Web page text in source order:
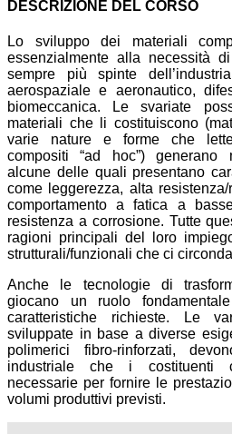
DESCRIZIONE DEL CORSO
Lo sviluppo dei materiali
essenzialmente alla necessità
sempre più spinte
aerospaziale e aeronautico,
biomeccanica. Le svariate
materiali che li costituiscono
varie nature e forme che
compositi “ad hoc”) generano
alcune delle quali presentano
come leggerezza, alta
comportamento a fatica a
resistenza a corrosione. Tutte
ragioni principali del loro
strutturali/funzionali che ci
Anche le tecnologie di
giocano un ruolo
caratteristiche richieste. Le
sviluppate in base a diverse
polimerici fibro-rinforzati,
industriale che i costituenti
necessarie per fornire le
volumi produttivi previsti.